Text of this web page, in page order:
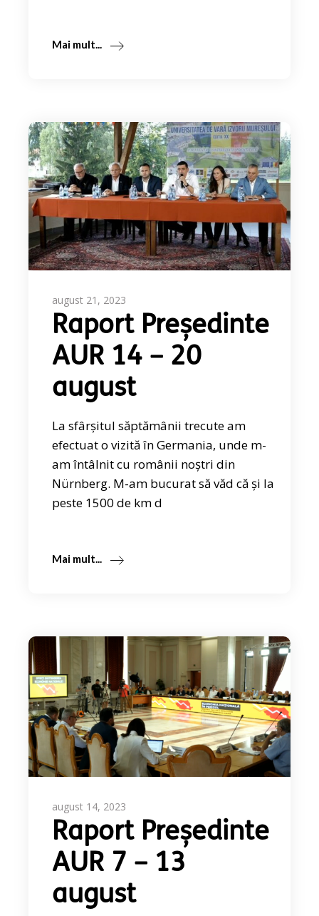
Mai mult...
august 21, 2023
Raport Președinte
AUR 14 – 20
august
La sfârșitul săptămânii trecute am
efectuat o vizită în Germania, unde m-
am întâlnit cu românii noștri din
Nürnberg. M-am bucurat să văd că și la
peste 1500 de km d
Mai mult...
august 14, 2023
Raport Președinte
AUR 7 – 13
august